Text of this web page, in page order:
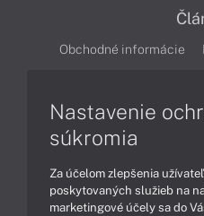
Obchodné informácie
Ako nakupovať
Podpora a servis
Nastavenie
súkromia
Za účelom zlepšenia
poskytovaných služieb na
marketingové účely sa do